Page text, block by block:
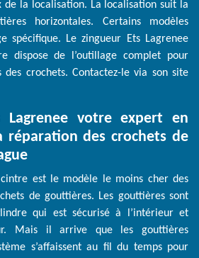
de la localisation. La localisation suit la
horizontales. Certains modèles
spécifique. Le zingueur Ets Lagrenee
dispose de l’outillage complet pour
des crochets. Contactez-le via son site
Lagrenee votre expert en
réparation des crochets de
est le modèle le moins cher des
de gouttières. Les gouttières sont
qui est sécurisé à l’intérieur et
Mais il arrive que les gouttières
s’affaissent au fil du temps pour